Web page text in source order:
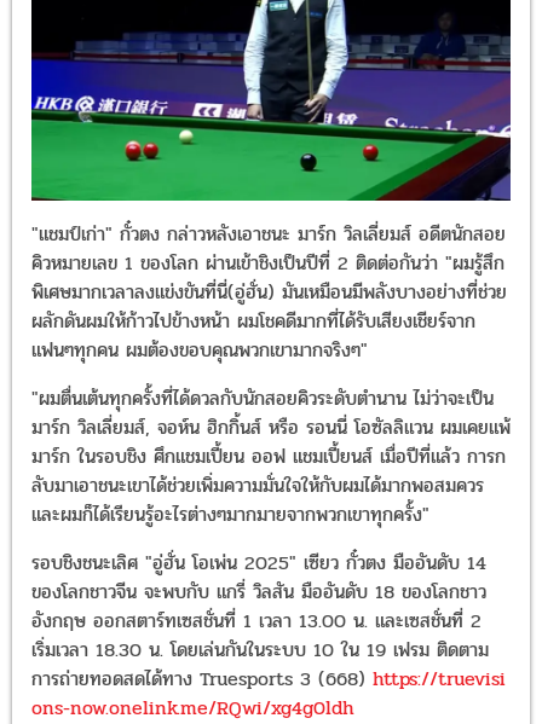
"แชมป์เก่า" กั๋วตง กล่าวหลังเอาชนะ มาร์ก วิลเลี่ยมส์ อดีตนักสอย
คิวหมายเลข 1 ของโลก ผ่านเข้าชิงเป็นปีที่ 2 ติดต่อกันว่า "ผมรู้สึก
พิเศษมากเวลาลงแข่งขันที่นี่(อู่ฮั่น) มันเหมือนมีพลังบางอย่างที่ช่วย
ผลักดันผมให้ก้าวไปข้างหน้า ผมโชคดีมากที่ได้รับเสียงเชียร์จาก
แฟนๆทุกคน ผมต้องขอบคุณพวกเขามากจริงๆ"
"ผมตื่นเต้นทุกครั้งที่ได้ดวลกับนักสอยคิวระดับตำนาน ไม่ว่าจะเป็น
มาร์ก วิลเลี่ยมส์, จอห์น ฮิกกิ้นส์ หรือ รอนนี่ โอซัลลิแวน ผมเคยแพ้
มาร์ก ในรอบชิง ศึกแชมเปี้ยน ออฟ แชมเปี้ยนส์ เมื่อปีที่แล้ว การก
ลับมาเอาชนะเขาได้ช่วยเพิ่มความมั่นใจให้กับผมได้มากพอสมควร
และผมก็ได้เรียนรู้อะไรต่างๆมากมายจากพวกเขาทุกครั้ง"
รอบชิงชนะเลิศ "อู่ฮั่น โอเพ่น 2025" เซียว กั๋วตง มืออันดับ 14
ของโลกชาวจีน จะพบกับ แกรี่ วิลสัน มืออันดับ 18 ของโลกชาว
อังกฤษ ออกสตาร์ทเซสชั่นที่ 1 เวลา 13.00 น. และเซสชั่นที่ 2
เริ่มเวลา 18.30 น. โดยเล่นกันในระบบ 10 ใน 19 เฟรม ติดตาม
การถ่ายทอดสดได้ทาง Truesports 3 (668) https://truevisi
ons-now.onelink.me/RQwi/xg4g0ldh